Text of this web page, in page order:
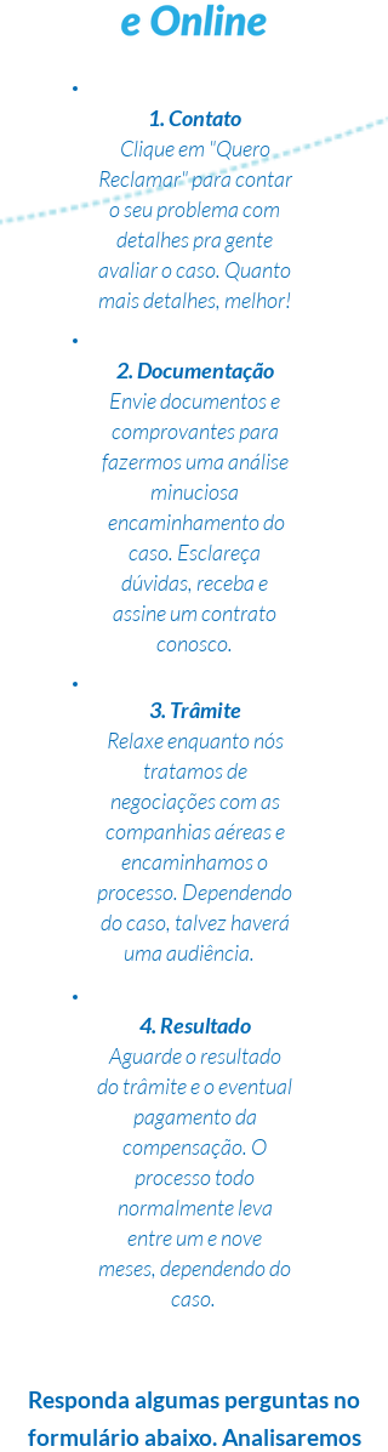
1. Contato
Clique em "Quero
Reclamar" para contar
o seu problema com
detalhes pra gente
avaliar o caso. Quanto
mais detalhes, melhor!
2. Documentação
Envie documentos e
comprovantes para
fazermos uma análise
minuciosa
encaminhamento do
caso. Esclareça
dúvidas, receba e
assine um contrato
conosco.
3. Trâmite
Relaxe enquanto nós
tratamos de
negociações com as
companhias aéreas e
encaminhamos o
processo. Dependendo
do caso, talvez haverá
uma audiência.
4. Resultado
Aguarde o resultado
do trâmite e o eventual
pagamento da
compensação. O
processo todo
normalmente leva
entre um e nove
meses, dependendo do
caso.
Responda algumas perguntas no
formulário abaixo. Analisaremos